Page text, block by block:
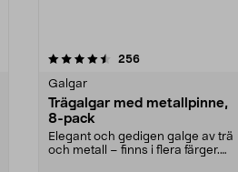
256recensioner
Galgar
Trägalgar med metallpinne,
8-pack
Elegant och gedigen galge av trä
och metall – finns i flera färger.
4.0av 5 stjärnor